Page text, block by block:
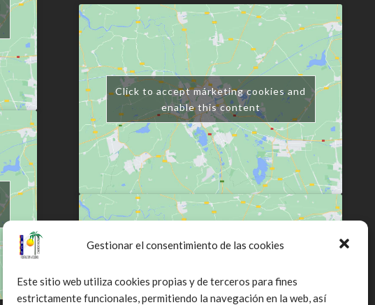
Gestionar el consentimiento de las cookies
Este sitio web utiliza cookies propias y de terceros para fines
estrictamente funcionales, permitiendo la navegación en la web, así
Click to accept márketing cookies and
enable this content
Click to accept márketing cookies and
enable this content